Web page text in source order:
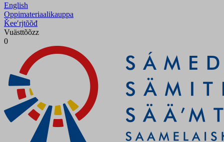
English
Oppimateriaalikauppa
Ǩeeʹrjtõõđ
Vuästtõõzz
0